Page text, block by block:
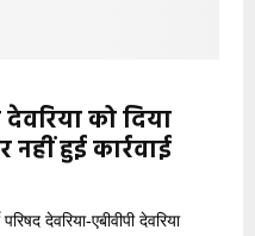
देवरिया को दिया
नहीं हुई कार्रवाई
देवरिया-एबीवीपी देवरिया